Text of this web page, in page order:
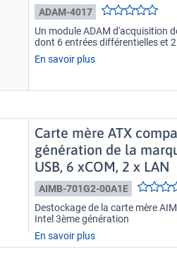
ADAM-4017
Un module ADAM d'acquisition
dont 6 entrées différentielles et
En savoir plus
Carte mère ATX
génération de la
USB, 6 xCOM, 2 x LAN
AIMB-701G2-00A1E
Destockage de la carte mère
Intel 3ème génération
En savoir plus